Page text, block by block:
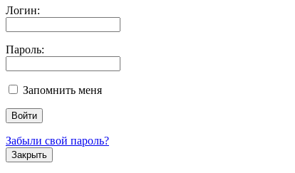
Логин:
Пароль:
Запомнить меня
Забыли свой пароль?
Закрыть